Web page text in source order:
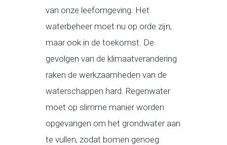
van onze leefomgeving. Het
waterbeheer moet nu op orde zijn,
maar ook in de toekomst. De
gevolgen van de klimaatverandering
raken de werkzaamheden van de
waterschappen hard. Regenwater
moet op slimme manier worden
opgevangen om het grondwater aan
te vullen, zodat bomen genoeg